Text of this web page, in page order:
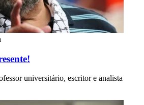
universitário, escritor e analista